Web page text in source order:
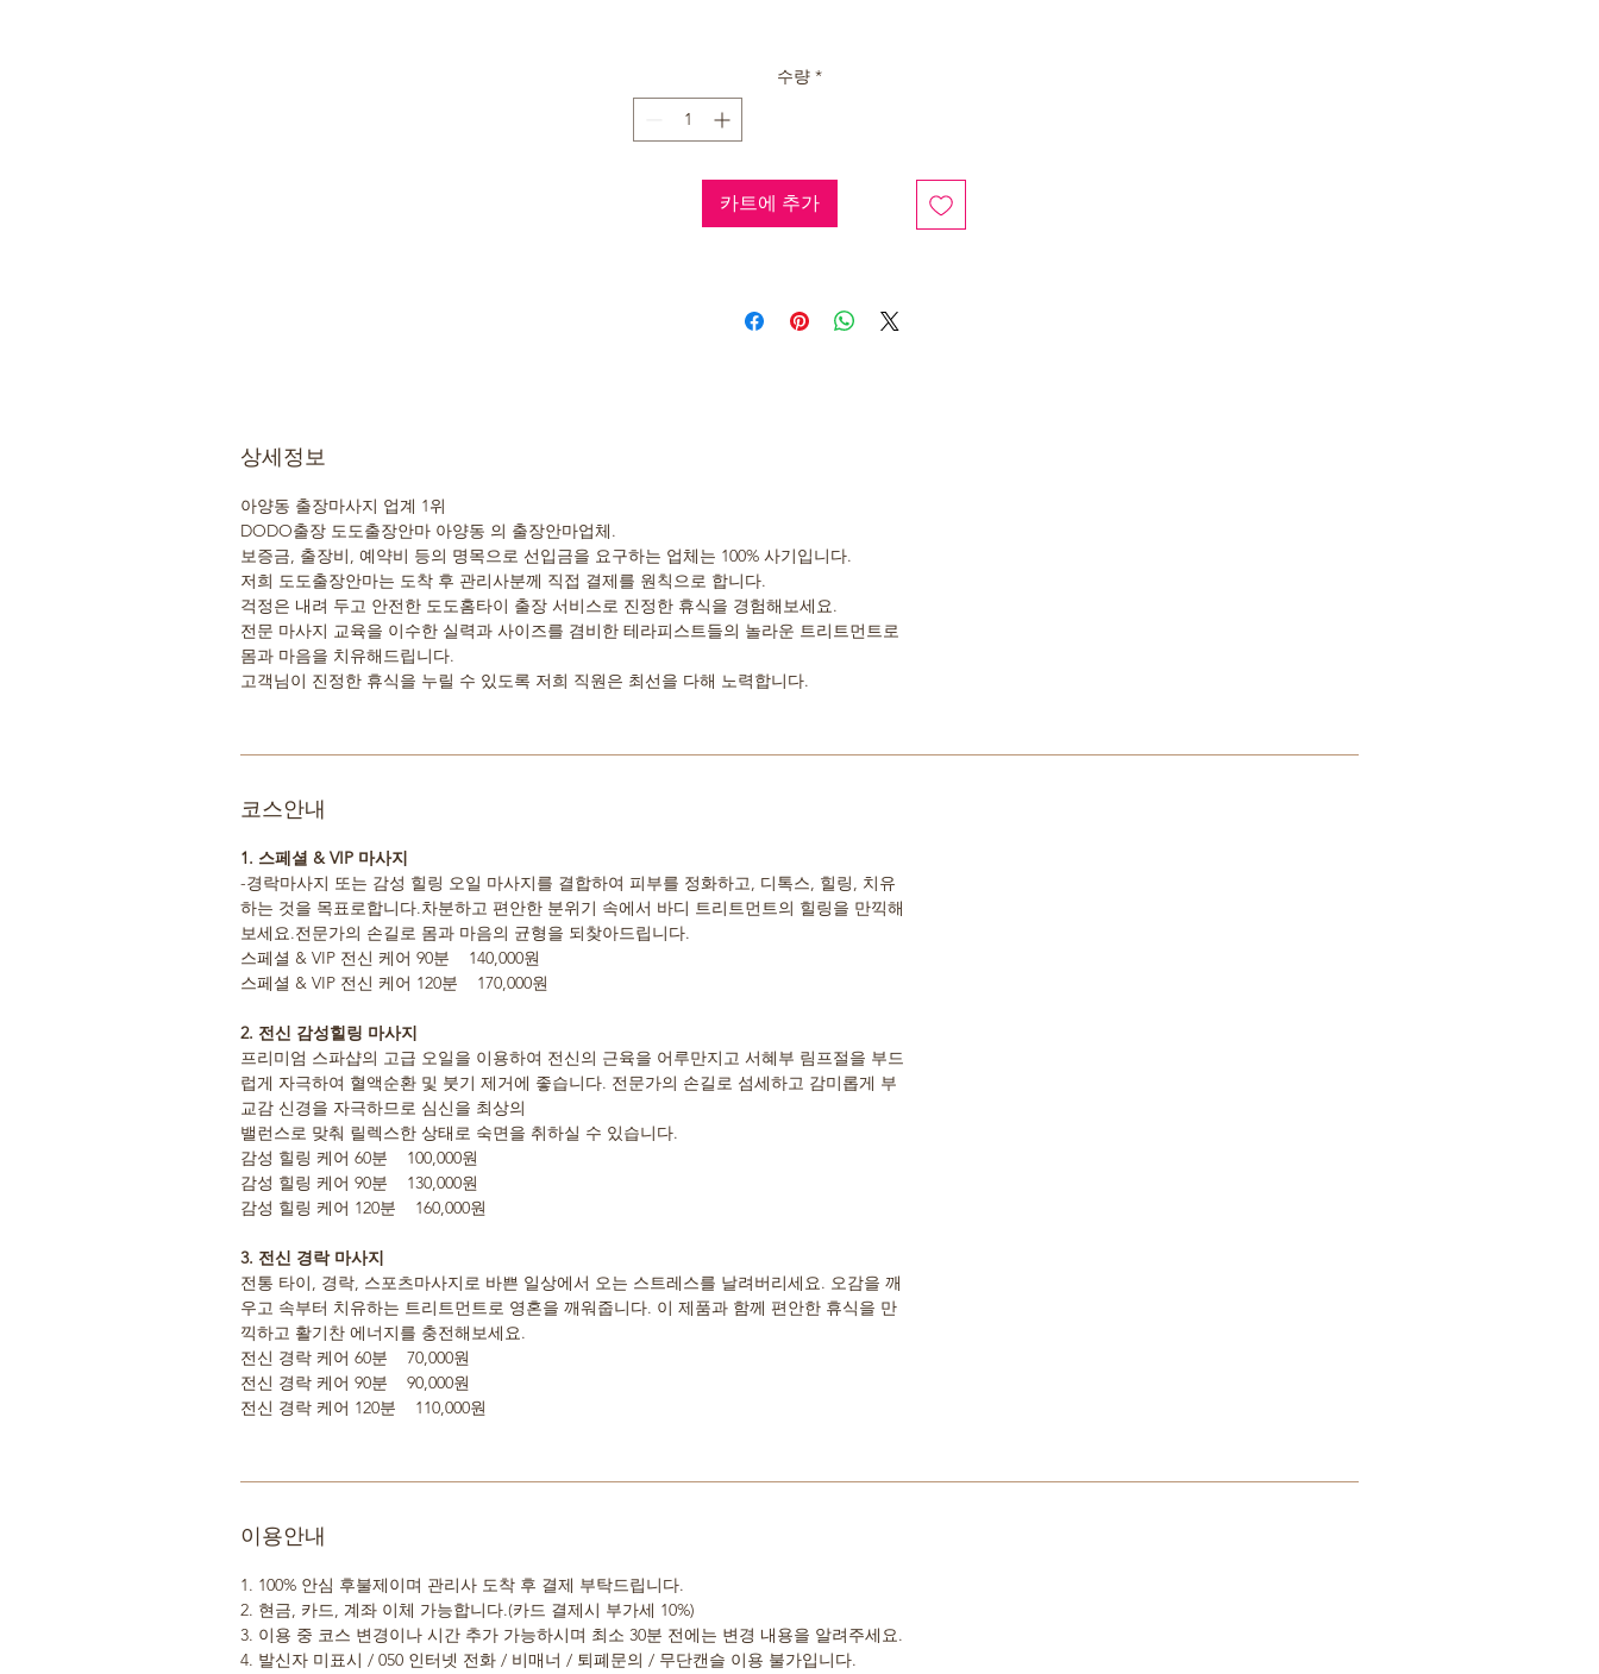
수량 *
카트에 추가
상세정보
아양동 출장마사지 업계 1위
DODO출장 도도출장안마 아양동 의 출장안마업체.
보증금, 출장비, 예약비 등의 명목으로 선입금을 요구하는 업체는 100% 사기입니다.
저희 도도출장안마는 도착 후 관리사분께 직접 결제를 원칙으로 합니다.
걱정은 내려 두고 안전한 도도홈타이 출장 서비스로 진정한 휴식을 경험해보세요.
전문 마사지 교육을 이수한 실력과 사이즈를 겸비한 테라피스트들의 놀라운 트리트먼트로
몸과 마음을 치유해드립니다.
고객님이 진정한 휴식을 누릴 수 있도록 저희 직원은 최선을 다해 노력합니다.
코스안내
1. 스페셜 & VIP 마사지
-경락마사지 또는 감성 힐링 오일 마사지를 결합하여 피부를 정화하고, 디톡스, 힐링, 치유
하는 것을 목표로합니다.차분하고 편안한 분위기 속에서 바디 트리트먼트의 힐링을 만끽해
보세요.전문가의 손길로 몸과 마음의 균형을 되찾아드립니다.
스페셜 & VIP 전신 케어 90분 140,000원
스페셜 & VIP 전신 케어 120분 170,000원
2. 전신 감성힐링 마사지
프리미엄 스파샵의 고급 오일을 이용하여 전신의 근육을 어루만지고 서혜부 림프절을 부드
럽게 자극하여 혈액순환 및 붓기 제거에 좋습니다. 전문가의 손길로 섬세하고 감미롭게 부
교감 신경을 자극하므로 심신을 최상의
밸런스로 맞춰 릴렉스한 상태로 숙면을 취하실 수 있습니다.
감성 힐링 케어 60분 100,000원
감성 힐링 케어 90분 130,000원
감성 힐링 케어 120분 160,000원
3. 전신 경락 마사지
전통 타이, 경락, 스포츠마사지로 바쁜 일상에서 오는 스트레스를 날려버리세요. 오감을 깨
우고 속부터 치유하는 트리트먼트로 영혼을 깨워줍니다. 이 제품과 함께 편안한 휴식을 만
끽하고 활기찬 에너지를 충전해보세요.
전신 경락 케어 60분 70,000원
전신 경락 케어 90분 90,000원
전신 경락 케어 120분 110,000원
이용안내
1. 100% 안심 후불제이며 관리사 도착 후 결제 부탁드립니다.
2. 현금, 카드, 계좌 이체 가능합니다.(카드 결제시 부가세 10%)
3. 이용 중 코스 변경이나 시간 추가 가능하시며 최소 30분 전에는 변경 내용을 알려주세요.
4. 발신자 미표시 / 050 인터넷 전화 / 비매너 / 퇴폐문의 / 무단캔슬 이용 불가입니다.